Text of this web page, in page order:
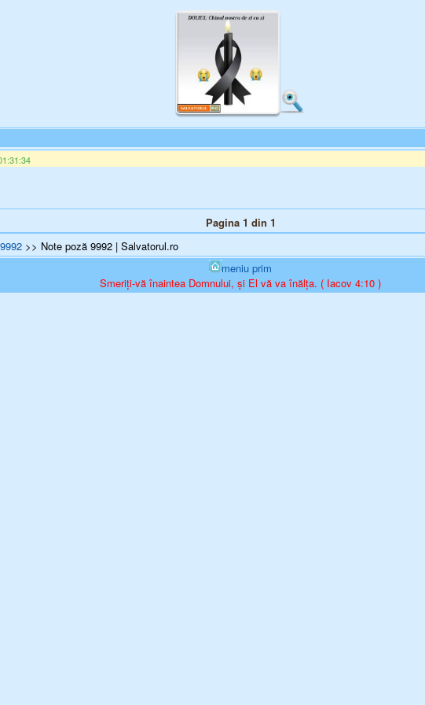
Pagina 1 din 1
>> Note poză 9992 | Salvatorul.ro
meniu prim
Smeriți-vă înaintea Domnului, și El vă va înălța. ( Iacov 4:10 )